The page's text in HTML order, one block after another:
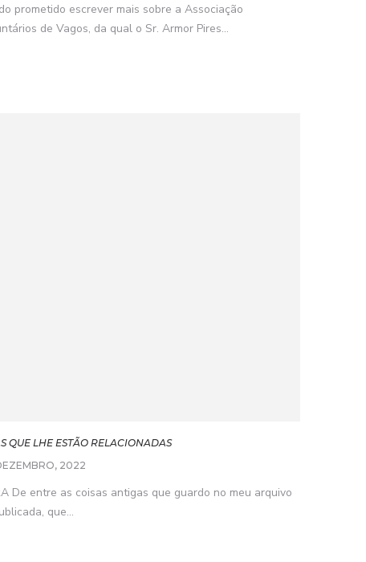
prometido escrever mais sobre a Associação
de Vagos, da qual o Sr. Armor Pires...
QUE LHE ESTÃO RELACIONADAS
2022
De entre as coisas antigas que guardo no meu arquivo
que...